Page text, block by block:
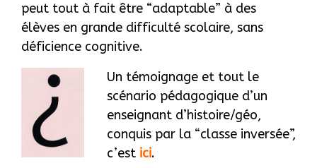
peut tout à fait être “adaptable” à des
élèves en grande difficulté scolaire, sans
déficience cognitive.
Un témoignage et tout le
scénario pédagogique d’un
enseignant d’histoire/géo,
conquis par la “classe inversée”,
c’est ici.